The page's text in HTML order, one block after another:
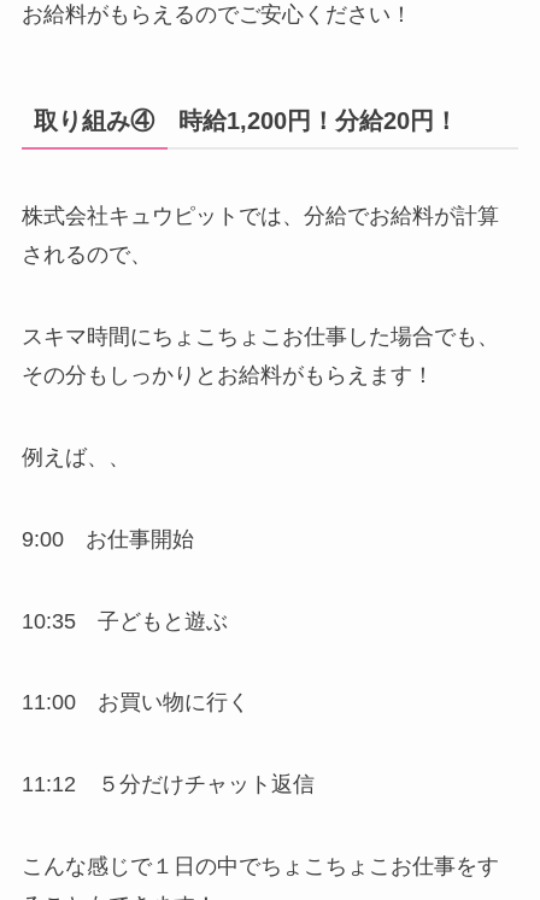
お給料がもらえるのでご安心ください！
取り組み④ 時給1,200円！分給20円！
株式会社キュウピットでは、分給でお給料が計算
されるので、
スキマ時間にちょこちょこお仕事した場合でも、
その分もしっかりとお給料がもらえます！
例えば、、
9:00 お仕事開始
10:35 子どもと遊ぶ
11:00 お買い物に行く
11:12 ５分だけチャット返信
こんな感じで１日の中でちょこちょこお仕事をす